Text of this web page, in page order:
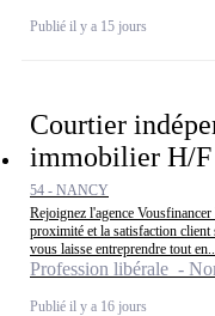
Publié il y a 15 jours
Courtier
immobilier H/F
54 - NANCY
Rejoignez l'agence
proximité et la satisfaction client
vous laisse entreprendre tout en...
Profession libérale -
Publié il y a 16 jours